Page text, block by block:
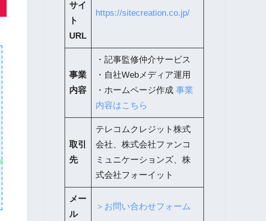
サイ
ト
URL
https://sitecreation.co.jp/
事業
内容
・記事監修仲介サービス
・自社Webメディア運用
・ホームページ作成事業
内容はこちら
取引
先
テレコムクレジット株式
会社、株式会社ファンコ
ミュニケーションズ、株
式会社フォーイット
メー
ル
＞お問い合わせフォーム